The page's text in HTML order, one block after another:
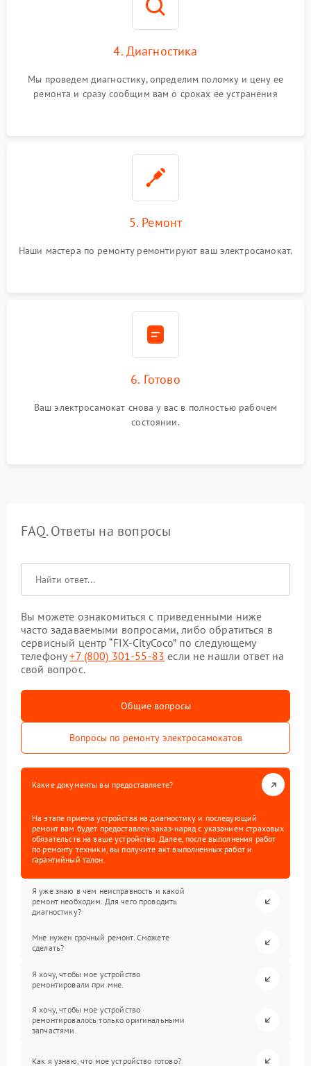
4. Диагностика
Мы проведем диагностику, определим поломку и цену ее
ремонта и сразу сообщим вам о сроках ее устранения
5. Ремонт
Наши мастера по ремонту ремонтируют ваш электросамокат.
6. Готово
Ваш электросамокат снова у вас в полностью рабочем
состоянии.
FAQ. Ответы на вопросы
Вы можете ознакомиться с приведенными ниже
часто задаваемыми вопросами, либо обратиться в
сервисный центр “FIX-CityCoco” по следующему
телефону+7 (800) 301-55-83 если не нашли ответ на
свой вопрос.
Общие вопросы
Вопросы по ремонту электросамокатов
Какие документы вы предоставляете?
На этапе приема устройства на диагностику и последующий
ремонт вам будет предоставлен заказ-наряд с указанием страховых
обязательств на ваше устройство. Далее, после выполнения работ
по ремонту техники, вы получите акт выполненных работ и
гарантийный талон.
Я уже знаю в чем неисправность и какой
ремонт необходим. Для чего проводить
диагностику?
Мне нужен срочный ремонт. Сможете
сделать?
Я хочу, чтобы мое устройство
ремонтировали при мне.
Я хочу, чтобы мое устройство
ремонтировалось только оригинальными
запчастями.
Как я узнаю, что мое устройство готово?